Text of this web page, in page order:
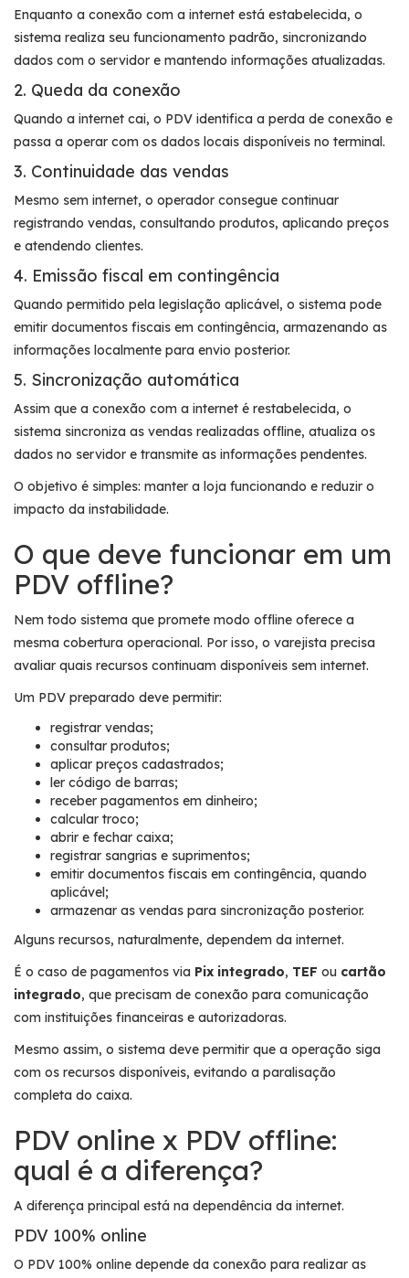
Enquanto a conexão com a internet está estabelecida, o
sistema realiza seu funcionamento padrão, sincronizando
dados com o servidor e mantendo informações atualizadas.
2. Queda da conexão
Quando a internet cai, o PDV identifica a perda de conexão e
passa a operar com os dados locais disponíveis no terminal.
3. Continuidade das vendas
Mesmo sem internet, o operador consegue continuar
registrando vendas, consultando produtos, aplicando preços
e atendendo clientes.
4. Emissão fiscal em contingência
Quando permitido pela legislação aplicável, o sistema pode
emitir documentos fiscais em contingência, armazenando as
informações localmente para envio posterior.
5. Sincronização automática
Assim que a conexão com a internet é restabelecida, o
sistema sincroniza as vendas realizadas offline, atualiza os
dados no servidor e transmite as informações pendentes.
O objetivo é simples: manter a loja funcionando e reduzir o
impacto da instabilidade.
O que deve funcionar em um
PDV offline?
Nem todo sistema que promete modo offline oferece a
mesma cobertura operacional. Por isso, o varejista precisa
avaliar quais recursos continuam disponíveis sem internet.
Um PDV preparado deve permitir:
registrar vendas;
consultar produtos;
aplicar preços cadastrados;
ler código de barras;
receber pagamentos em dinheiro;
calcular troco;
abrir e fechar caixa;
registrar sangrias e suprimentos;
emitir documentos fiscais em contingência, quando
aplicável;
armazenar as vendas para sincronização posterior.
Alguns recursos, naturalmente, dependem da internet.
É o caso de pagamentos via Pix integrado, TEF ou cartão
integrado, que precisam de conexão para comunicação
com instituições financeiras e autorizadoras.
Mesmo assim, o sistema deve permitir que a operação siga
com os recursos disponíveis, evitando a paralisação
completa do caixa.
PDV online x PDV offline:
qual é a diferença?
A diferença principal está na dependência da internet.
PDV 100% online
O PDV 100% online depende da conexão para realizar as